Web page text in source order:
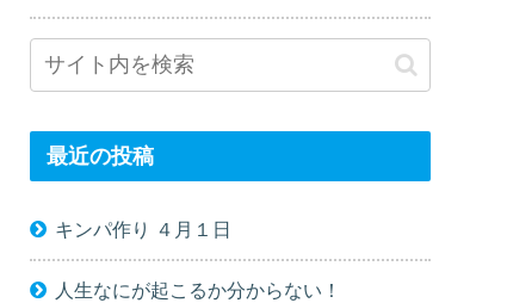
最近の投稿
キンパ作り ４月１日
人生なにが起こるか分からない！